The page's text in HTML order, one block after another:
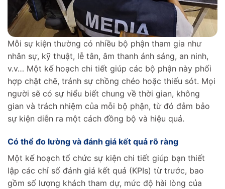
Mỗi sự kiện thường có nhiều bộ phận tham gia như
nhân sự, kỹ thuật, lễ tân, âm thanh ánh sáng, an ninh,
v.v… Một kế hoạch chi tiết giúp các bộ phận này phối
hợp chặt chẽ, tránh sự chồng chéo hoặc thiếu sót. Mọi
người sẽ có sự hiểu biết chung về thời gian, không
gian và trách nhiệm của mỗi bộ phận, từ đó đảm bảo
sự kiện diễn ra một cách đồng bộ và hiệu quả.
Có thể đo lường và đánh giá kết quả rõ ràng
Một kế hoạch tổ chức sự kiện chi tiết giúp bạn thiết
lập các chỉ số đánh giá kết quả (KPIs) từ trước, bao
gồm số lượng khách tham dự, mức độ hài lòng của